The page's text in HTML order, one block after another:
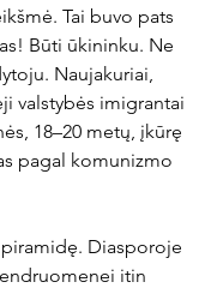
Tai buvo pats
Būti ūkininku. Ne
Naujakuriai,
valstybės imigrantai
18–20 metų, įkūrę
pagal komunizmo
Diasporoje
itin